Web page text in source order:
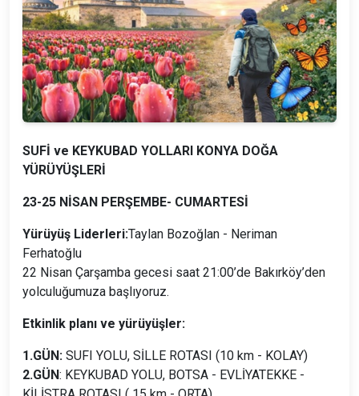
SUFİ ve KEYKUBAD YOLLARI KONYA DOĞA
YÜRÜYÜŞLERİ
23-25 NİSAN PERŞEMBE- CUMARTESİ
Yürüyüş Liderleri:Taylan Bozoğlan - Neriman
Ferhatoğlu
22 Nisan Çarşamba gecesi saat 21:00’de Bakırköy’den
yolculuğumuza başlıyoruz.
Etkinlik planı ve yürüyüşler:
1.GÜN: SUFI YOLU, SİLLE ROTASI (10 km - KOLAY)
2.GÜN: KEYKUBAD YOLU, BOTSA - EVLİYATEKKE -